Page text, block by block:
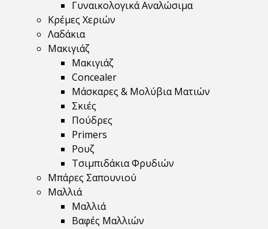
Γυναικολογικά Αναλώσιμα
Κρέμες Χεριών
Λαδάκια
Μακιγιάζ
Μακιγιάζ
Concealer
Μάσκαρες & Μολύβια Ματιών
Σκιές
Πούδρες
Primers
Ρουζ
Τσιμπιδάκια Φρυδιών
Μπάρες Σαπουνιού
Μαλλιά
Μαλλιά
Βαφές Μαλλιών